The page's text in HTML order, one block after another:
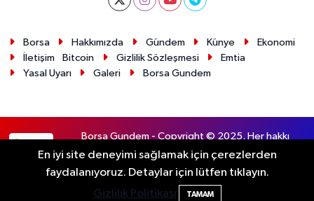
Borsa Hakkımızda Gündem Künye
Ekonomi
İletişim
Bitcoin Gizlilik Sözleşmesi
Emtia
Yasal Uyarı
Galeri Borsa Gundem
Borsa Gundem - Copyright © 2025. Her hakkı
saklıdır.
Haber Yazılımı:TE Bilişim
En iyi site deneyimi sağlamak için çerezlerden
faydalanıyoruz. Detaylar için lütfen tıklayın.
Gizlilik Politikası
TAMAM